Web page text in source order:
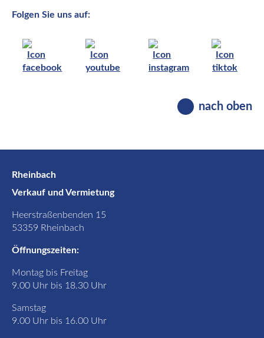
Folgen Sie uns auf:
nach oben
Rheinbach
Verkauf und Vermietung
Heerstraßenbenden 15
53359 Rheinbach
Öffnungszeiten:
Montag bis Freitag
9.00 Uhr bis 18.30 Uhr
Samstag
9.00 Uhr bis 16.00 Uhr